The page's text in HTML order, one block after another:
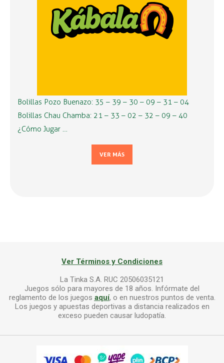
Bolillas Pozo Buenazo: 35 – 39 – 30 – 09 – 31 – 04
Bolillas Chau Chamba: 21 – 33 – 02 – 32 – 09 – 40
¿Cómo Jugar …
VER MÁS
Ver Términos y Condiciones
La Tinka S.A. RUC 20506035121
Juegos sólo para mayores de 18 años. Infórmate del
reglamento de los juegos aquí, o en nuestros puntos de venta.
Los juegos y apuestas deportivas a distancia realizados en
exceso pueden causar ludopatía.